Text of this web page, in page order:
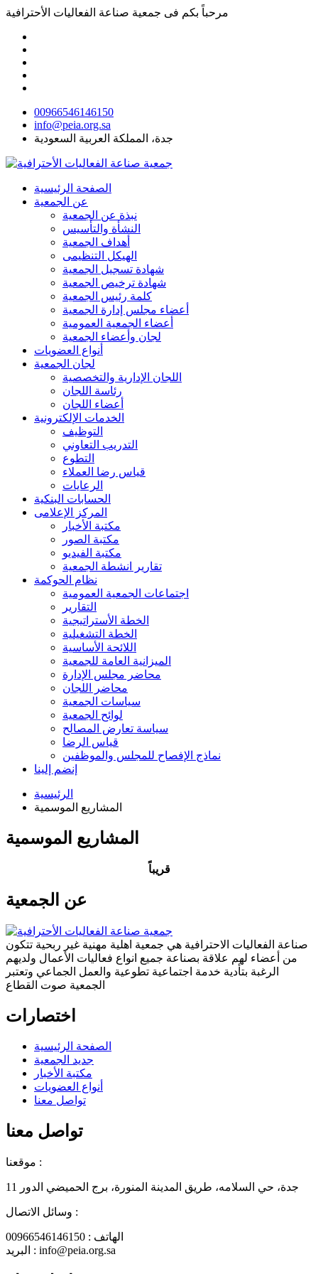
مرحباً بكم فى جمعية صناعة الفعاليات الأحترافية
00966546146150
info@peia.org.sa
جدة، المملكة العربية السعودية
الصفحة الرئيسية
عن الجمعية
نبذة عن الجمعية
النشأة والتأسيس
أهداف الجمعية
الهيكل التنظيمى
شهادة تسجيل الجمعية
شهادة ترخيص الجمعية
كلمة رئيس الجمعية
أعضاء مجلس إدارة الجمعية
أعضاء الجمعية العمومية
لجان وأعضاء الجمعية
أنواع العضويات
لجان الجمعية
اللجان الإدارية والتخصصية
رئاسة اللجان
أعضاء اللجان
الخدمات الإلكترونية
التوظيف
التدريب التعاوني
التطوع
قياس رضا العملاء
الرعايات
الحسابات البنكية
المركز الإعلامى
مكتبة الأخبار
مكتبة الصور
مكتبة الفيديو
تقارير انشطة الجمعية
نظام الحوكمة
اجتماعات الجمعية العمومية
التقارير
الخطة الأستراتيجية
الخطة التشغيلية
اللائحة الأساسية
الميزانية العامة للجمعية
محاضر مجلس الإدارة
محاضر اللجان
سياسات الجمعية
لوائح الجمعية
سياسة تعارض المصالح
قياس الرضا
نماذج الإفصاح للمجلس والموظفين
إنضم إلينا
الرئيسية
المشاريع الموسمية
المشاريع الموسمية
قريباً
عن الجمعية
صناعة الفعاليات الاحترافية هي جمعية اهلية مهنية غير ربحية تتكون
من أعضاء لهم علاقة بصناعة جميع انواع فعاليات الأعمال ولديهم
الرغبة بتأدية خدمة اجتماعية تطوعية والعمل الجماعي وتعتبر
الجمعية صوت القطاع
اختصارات
الصفحة الرئيسية
جديد الجمعية
مكتبة الأخبار
أنواع العضويات
تواصل معنا
تواصل معنا
موقعنا :
جدة، حي السلامه، طريق المدينة المنورة، برج الحميضي الدور 11
وسائل الاتصال :
الهاتف : 00966546146150
البريد : info@peia.org.sa